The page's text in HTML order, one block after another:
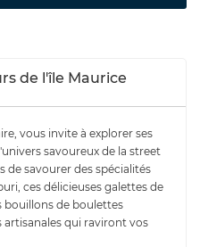
de l'île Maurice
vous invite à explorer ses
savoureux de la street
de savourer des spécialités
ces délicieuses galettes de
bouillons de boulettes
artisanales qui raviront vos